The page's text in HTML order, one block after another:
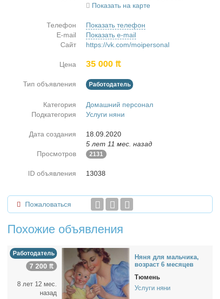
Показать на карте
Телефон
Показать телефон
E-mail
Показать e-mail
Сайт
https://vk.com/moipersonal
Цена 35 000 ₶
Тип объявления Работодатель
Категория
Домашний персонал
Подкатегория
Услуги няни
Дата создания
18.09.2020
5 лет 11 мес. назад
Просмотров
2131
ID объявления 13038
Пожаловаться
Похожие объявления
Работодатель
7 200 ₶
8 лет 12 мес.
назад
Ня­ня для маль­чи­ка,
воз­раст 6 ме­ся­цев
Тюмень
Услуги няни